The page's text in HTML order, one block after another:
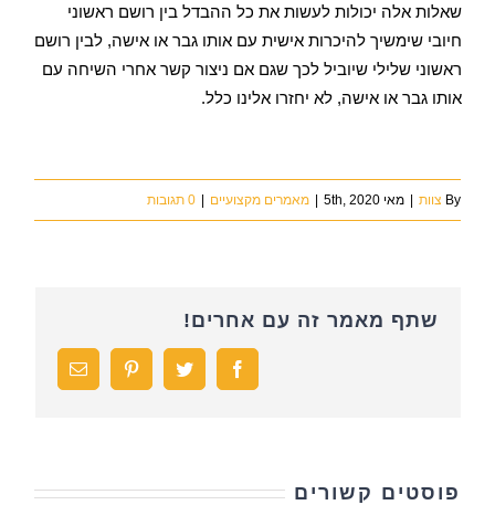
שאלות אלה יכולות לעשות את כל ההבדל בין רושם ראשוני
חיובי שימשיך להיכרות אישית עם אותו גבר או אישה, לבין רושם
ראשוני שלילי שיוביל לכך שגם אם ניצור קשר אחרי השיחה עם
אותו גבר או אישה, לא יחזרו אלינו כלל.
By צוות | מאי 5th, 2020 | מאמרים מקצועיים | 0 תגובות
שתף מאמר זה עם אחרים!
Facebook
Twitter
Pinterestכתובת
דואר
פוסטים קשורים